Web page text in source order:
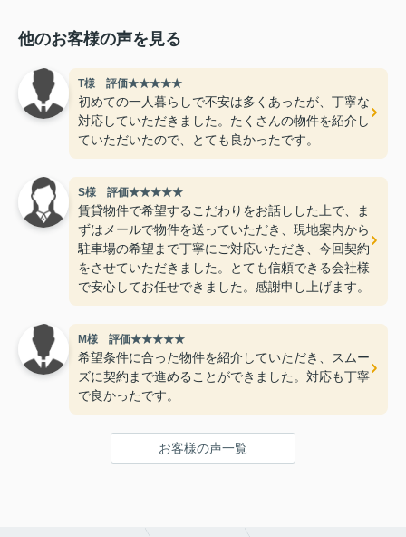
他のお客様の声を見る
T様 評価★★★★★
初めての一人暮らしで不安は多くあったが、丁寧な
対応していただきました。たくさんの物件を紹介し
ていただいたので、とても良かったです。
S様 評価★★★★★
賃貸物件で希望するこだわりをお話しした上で、ま
ずはメールで物件を送っていただき、現地案内から
駐車場の希望まで丁寧にご対応いただき、今回契約
をさせていただきました。とても信頼できる会社様
で安心してお任せできました。感謝申し上げます。
M様 評価★★★★★
希望条件に合った物件を紹介していただき、スムー
ズに契約まで進めることができました。対応も丁寧
で良かったです。
お客様の声一覧